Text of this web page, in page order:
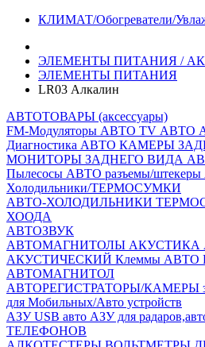
КЛИМАТ/Обогреватели/
ЭЛЕМЕНТЫ ПИТАНИЯ /
ЭЛЕМЕНТЫ ПИТАНИЯ
LR03 Алкалин
АВТОТОВАРЫ (аксессуары)
FM-Модуляторы АВТО TV АВТО
Диагностика АВТО КАМЕРЫ
МОНИТОРЫ ЗАДНЕГО ВИДА
Пылесосы АВТО разъемы/штекеры
Холодильники/ТЕРМОСУМКИ
АВТО-ХОЛОДИЛЬНИКИ
ХООДА
АВТОЗВУК
АВТОМАГНИТОЛЫ АКУСТИКА
АКУСТИЧЕСКИЙ Клеммы АВТО
АВТОМАГНИТОЛ
АВТОРЕГИСТРАТОРЫ/КАМЕРЫ
для Мобильных/Авто устройств
АЗУ USB авто АЗУ для
ТЕЛЕФОНОВ